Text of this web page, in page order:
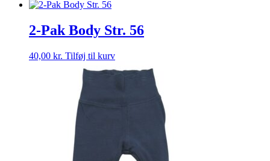
2-Pak Body Str. 56
40,00 kr. Tilføj til kurv